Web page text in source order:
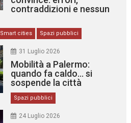
contraddizioni e nessun
Smart cities Spazi pubblici
31 Luglio 2026
Mobilità a Palermo:
quando fa caldo… si
sospende la città
Spazi pubblici
24 Luglio 2026